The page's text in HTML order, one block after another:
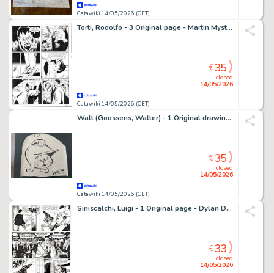
Catawiki 14/05/2026 (CET)
Torti, Rodolfo - 3 Original page - Martin Mystere #323 - "I trentasei giusti" - 2012
Catawiki 14/05/2026 (CET)
closed
14/05/2026
€35
Walt (Goossens, Walter) - 1 Original drawing - Le Scrameustache - 1999
Catawiki 14/05/2026 (CET)
closed
14/05/2026
€35
Siniscalchi, Luigi - 1 Original page - Dylan Dog #105 - "L'orrenda invasione" - 1995
closed
14/05/2026
€33